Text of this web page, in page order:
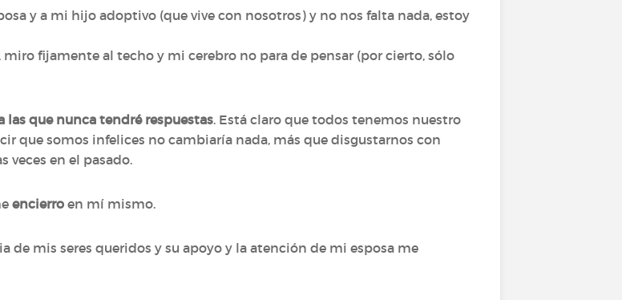
y a mi hijo adoptivo (que vive con nosotros) y no nos falta nada, estoy
miro fijamente al techo y mi cerebro no para de pensar (por cierto, sólo
las que nunca tendré respuestas. Está claro que todos tenemos nuestro
que somos infelices no cambiaría nada, más que disgustarnos con
veces en el pasado.
encierro en mí mismo.
de mis seres queridos y su apoyo y la atención de mi esposa me